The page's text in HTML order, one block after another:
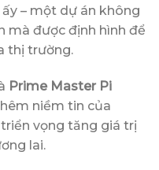
– một dự án không
mà được định hình để
thị trường.
Prime Master Pi
niềm tin của
vọng tăng giá trị
lai.